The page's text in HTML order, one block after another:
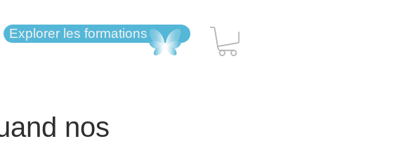
Explorer les formations
nos